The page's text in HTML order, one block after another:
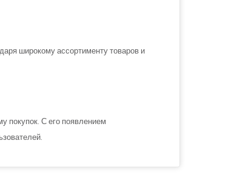
широкому ассортименту товаров и
покупок. С его появлением